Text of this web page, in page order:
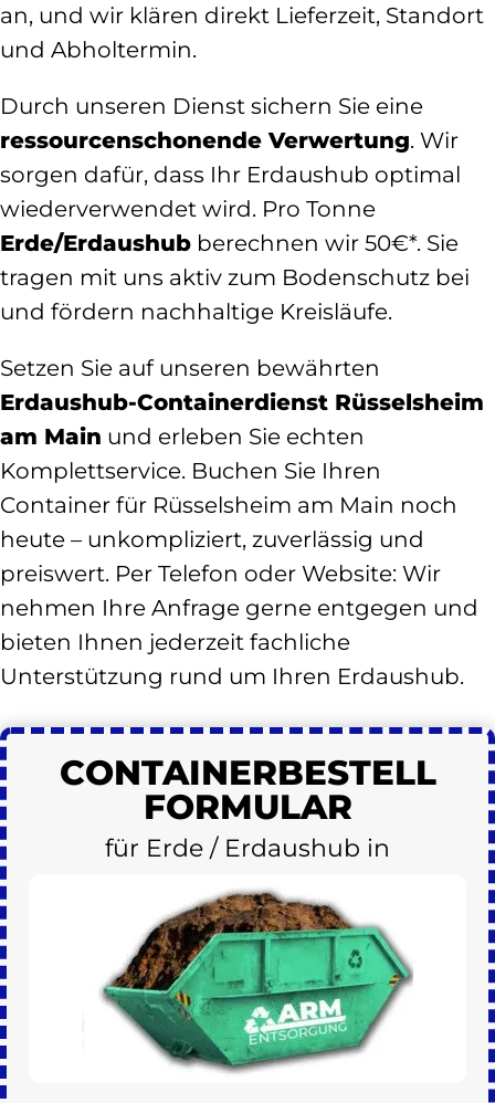
an, und wir klären direkt Lieferzeit, Standort
und Abholtermin.
Durch unseren Dienst sichern Sie eine
ressourcenschonende Verwertung. Wir
sorgen dafür, dass Ihr Erdaushub optimal
wiederverwendet wird. Pro Tonne
Erde/Erdaushub berechnen wir 50€*. Sie
tragen mit uns aktiv zum Bodenschutz bei
und fördern nachhaltige Kreisläufe.
Setzen Sie auf unseren bewährten
Erdaushub-Containerdienst Rüsselsheim
am Main und erleben Sie echten
Komplettservice. Buchen Sie Ihren
Container für Rüsselsheim am Main noch
heute – unkompliziert, zuverlässig und
preiswert. Per Telefon oder Website: Wir
nehmen Ihre Anfrage gerne entgegen und
bieten Ihnen jederzeit fachliche
Unterstützung rund um Ihren Erdaushub.
CONTAINERBESTELL
FORMULAR
für Erde / Erdaushub in